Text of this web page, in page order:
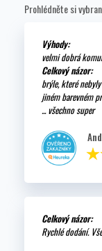
Prohlédněte si
Výhody:
velmi dobrá
Celkový názor:
brýle, které
jiném barevném
... všechno super
Celkový názor:
Rychlé dodání.